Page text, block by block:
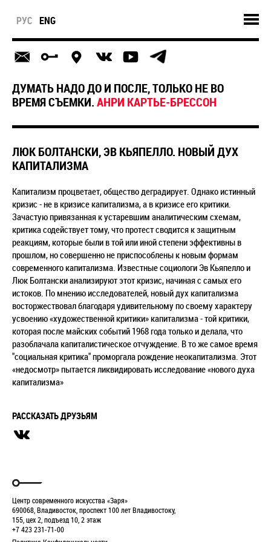
РУС ENG
ДУМАТЬ НАДО ДО И ПОСЛЕ, ТОЛЬКО НЕ ВО
ВРЕМЯ СЪЕМКИ.АНРИ КАРТЬЕ-БРЕССОН
ЛЮК БОЛТАНСКИ, ЭВ КЬЯПЕЛЛО. НОВЫЙ ДУХ
КАПИТАЛИЗМА
Капитализм процветает, общество деградирует. Однако истинный
кризис - не в кризисе капитализма, а в кризисе его критики.
Зачастую привязанная к устаревшим аналитическим схемам,
критика содействует тому, что протест сводится к защитным
реакциям, которые были в той или иной степени эффективны в
прошлом, но совершенно не приспособлены к новым формам
современного капитализма. Известные социологи Эв Кьяпелло и
Люк Болтански анализируют этот кризис, начиная с самых его
истоков. По мнению исследователей, новый дух капитализма
восторжествовал благодаря удивительному по своему характеру
усвоению «художественной критики» капитализма - той критики,
которая после майских событий 1968 года только и делала, что
разоблачала капиталистическое отчуждение. В то же самое время
"социальная критика" проморгала рождение неокапитализма. Этот
«недосмотр» пытается ликвидировать исследование «нового духа
капитализма»
РАССКАЗАТЬ ДРУЗЬЯМ
Центр современного искусства «Заря»
690068, Владивосток, проспект 100 лет Владивостоку,
155, цех 2, подъезд 10, 2 этаж
+7 423 231-71-00